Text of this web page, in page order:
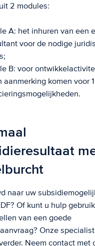
2 modules:
A: het inhuren van een
voor de nodige
B: voor
aanmerking komen voor
naar uw
Of kunt u hulp
van een goede
Onze
Neem contact met